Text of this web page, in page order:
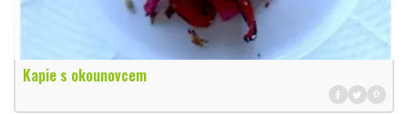
Kapie s okounovcem